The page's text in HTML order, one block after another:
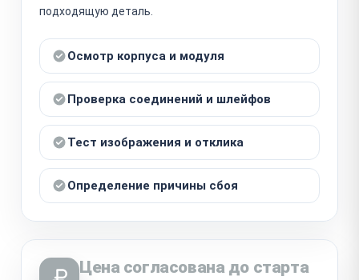
подходящую деталь.
Осмотр корпуса и модуля
Проверка соединений и шлейфов
Тест изображения и отклика
Определение причины сбоя
Цена согласована до старта